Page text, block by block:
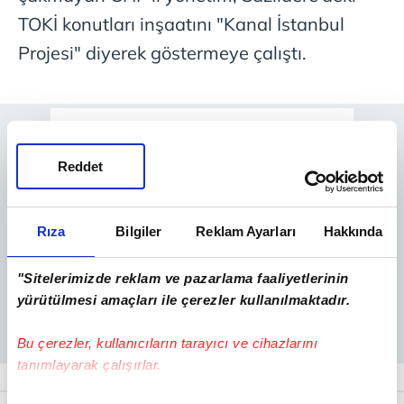
Rıza Bilgiler Reklam Ayarları Hakkında
"Sitelerimizde reklam ve pazarlama faaliyetlerinin
yürütülmesi amaçları ile çerezler kullanılmaktadır.
Bu çerezler, kullanıcıların tarayıcı ve cihazlarını
tanımlayarak çalışırlar.
Reddet
TOKİ konutları inşaatını "Kanal İstanbul
Projesi" diyerek göstermeye çalıştı.